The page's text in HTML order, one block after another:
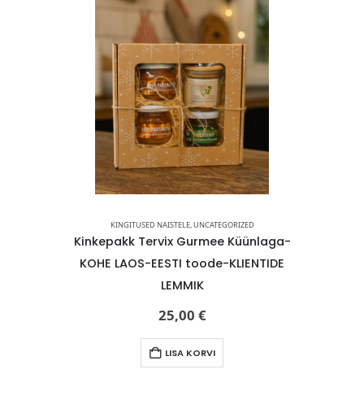
KINGITUSED NAISTELE,UNCATEGORIZED
Kinkepakk Tervix Gurmee Küünlaga-
KOHE LAOS-EESTI toode-KLIENTIDE
LEMMIK
25,00 €
LISA KORVI